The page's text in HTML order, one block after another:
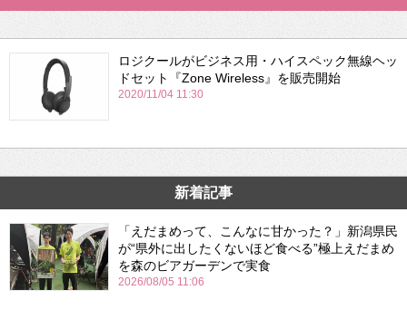
ロジクールがビジネス用・ハイスペック無線ヘッ
ドセット『Zone Wireless』を販売開始
2020/11/04 11:30
新着記事
「えだまめって、こんなに甘かった？」新潟県民
が“県外に出したくないほど食べる”極上えだまめ
を森のビアガーデンで実食
2026/08/05 11:06